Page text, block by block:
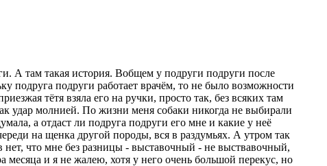
А там такая история. Вобщем у подруги подруги после
подруга подруги работает врачём, то не было возможности
тётя взяла его на ручки, просто так, без всяких там
удар молнией. По жизни меня собаки никогда не выбирали
а отдаст ли подруга подруги его мне и какие у неё
на щенка другой породы, вся в раздумьях. А утром так
что мне без разницы - выставочный - не выствавочный,
месяца и я не жалею, хотя у него очень большой перекус, но